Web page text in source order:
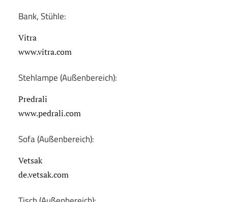
Bank, Stühle:
Vitra
www.vitra.com
Stehlampe (Außenbereich):
Predrali
www.pedrali.com
Sofa (Außenbereich):
Vetsak
de.vetsak.com